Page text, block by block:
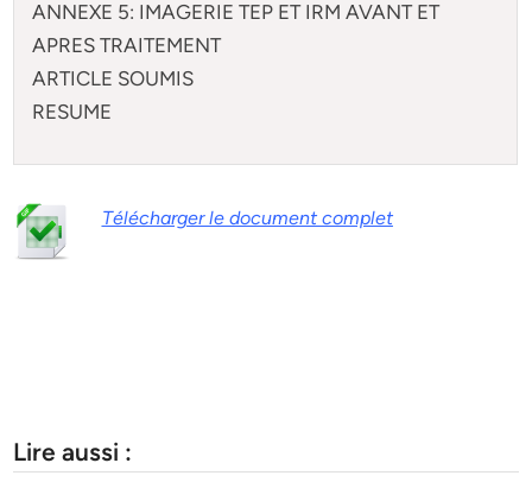
ANNEXE 5: IMAGERIE TEP ET IRM AVANT ET
APRES TRAITEMENT
ARTICLE SOUMIS
RESUME
Télécharger le document complet
Lire aussi :